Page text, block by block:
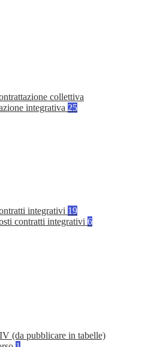
collettiva
integrativa 25
integrativi 19
contratti integrativi 6
(da pubblicare in tabelle)